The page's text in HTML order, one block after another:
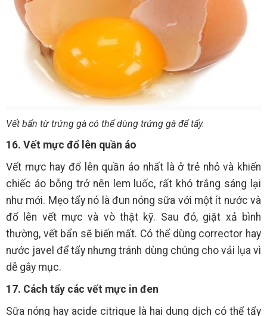
Vết bẩn từ trứng gà có thể dùng trứng gà để tẩy.
16. Vết mực đổ lên quần áo
Vết mực hay đổ lên quần áo nhất là ở trẻ nhỏ và khiến
chiếc áo bỗng trở nên lem luốc, rất khó trắng sáng lại
như mới. Mẹo tẩy nó là đun nóng sữa với một ít nước và
đổ lên vết mực và vò thật kỹ. Sau đó, giặt xả bình
thường, vết bẩn sẽ biến mất. Có thể dùng corrector hay
nước javel để tẩy nhưng tránh dùng chúng cho vải lụa vì
dễ gây mục.
17. Cách tẩy các vết mực in đen
Sữa nóng hay acide citrique là hai dung dịch có thể tẩy